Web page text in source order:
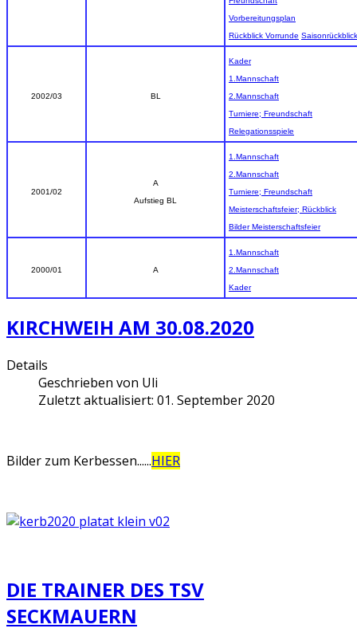
Vorbereitungsplan
Rückblick Vorrunde Saisonrückblick
2002/03 BL
Kader
1.Mannschaft
2.Mannschaft
Turniere; Freundschaft
Relegationsspiele
2001/02
A
Aufstieg BL
1.Mannschaft
2.Mannschaft
Turniere; Freundschaft
Meisterschaftsfeier; Rückblick
Bilder Meisterschaftsfeier
2000/01 A
1.Mannschaft
2.Mannschaft
Kader
KIRCHWEIH AM 30.08.2020
Details
Geschrieben von Uli
Zuletzt aktualisiert: 01. September 2020
Bilder zum Kerbessen......HIER
DIE TRAINER DES TSV
SECKMAUERN